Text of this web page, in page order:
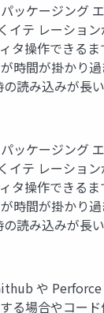
ッケージング
テ レーショ
タ操作できる
時間が掛かり
読み込みが長
ッケージング
テ レーショ
タ操作できる
時間が掛かり
読み込みが長
や Perforce
る場合やコー